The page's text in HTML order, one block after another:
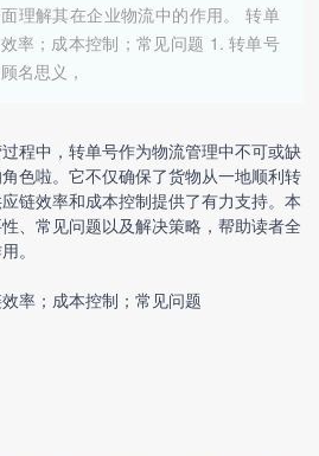
理解其在企业物流中的作用。 转单
率；成本控制；常见问题 1. 转单号
名思义，
程中，转单号作为物流管理中不可或缺
色啦。它不仅确保了货物从一地顺利转
链效率和成本控制提供了有力支持。本
、常见问题以及解决策略，帮助读者全
。
率；成本控制；常见问题